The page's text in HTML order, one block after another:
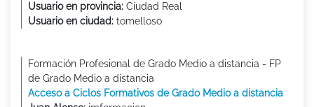
Usuario en provincia: Ciudad Real
Usuario en ciudad: tomelloso
Formación Profesional de Grado Medio a distancia - FP
de Grado Medio a distancia
Acceso a Ciclos Formativos de Grado Medio a distancia